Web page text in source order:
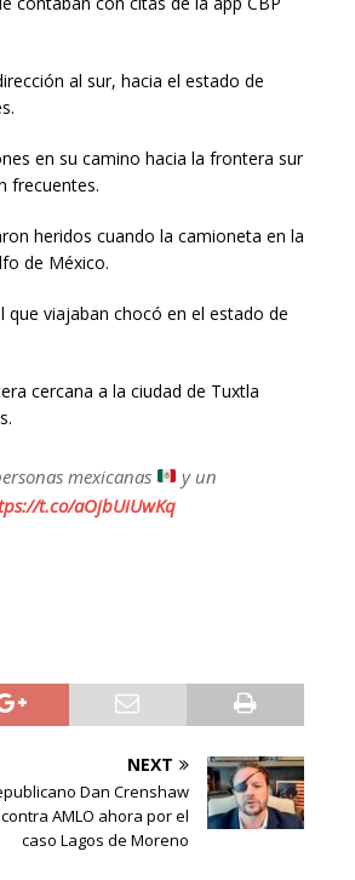
al sur, hacia el estado de
en su camino hacia la frontera sur
frecuentes.
heridos cuando la camioneta en la
de México.
viajaban chocó en el estado de
cercana a la ciudad de Tuxtla
mexicanas
y un
t.co/aOjbUiUwKq
NEXT
Dan Crenshaw
AMLO ahora por el
caso Lagos de Moreno